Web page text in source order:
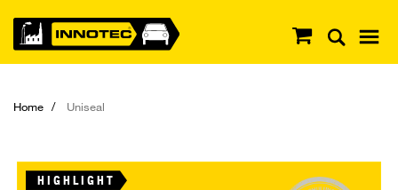
Home Uniseal
HIGHLIGHT